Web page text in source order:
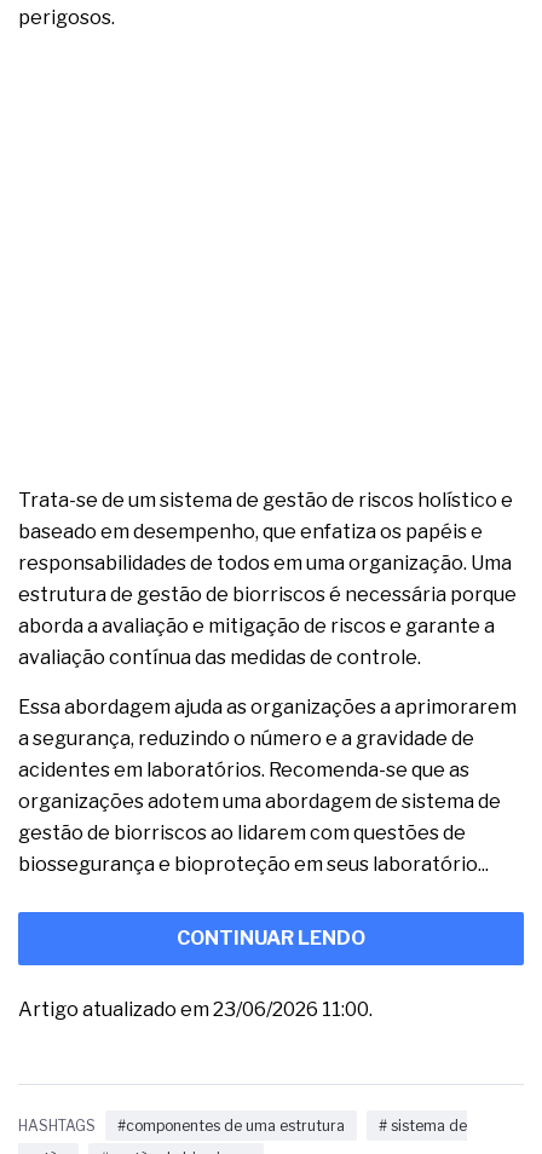
perigosos.
Trata-se de um sistema de gestão de riscos holístico e
baseado em desempenho, que enfatiza os papéis e
responsabilidades de todos em uma organização. Uma
estrutura de gestão de biorriscos é necessária porque
aborda a avaliação e mitigação de riscos e garante a
avaliação contínua das medidas de controle.
Essa abordagem ajuda as organizações a aprimorarem
a segurança, reduzindo o número e a gravidade de
acidentes em laboratórios. Recomenda-se que as
organizações adotem uma abordagem de sistema de
gestão de biorriscos ao lidarem com questões de
biossegurança e bioproteção em seus laboratório...
CONTINUAR LENDO
Artigo atualizado em 23/06/2026 11:00.
HASHTAGS #componentes de uma estrutura
# sistema de